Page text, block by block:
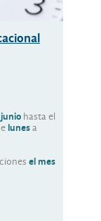
hasta el
lunesa
el mes